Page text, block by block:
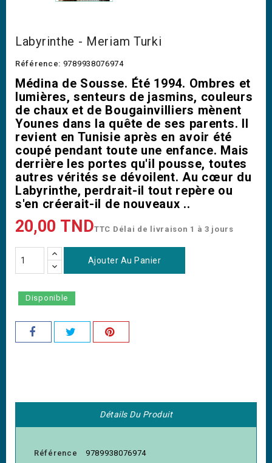
Labyrinthe - Meriam Turki
Référence: 9789938076974
Médina de Sousse. Été 1994. Ombres et
lumières, senteurs de jasmins, couleurs
de chaux et de Bougainvilliers mènent
Younes dans la quête de ses parents. Il
revient en Tunisie après en avoir été
coupé pendant toute une enfance. Mais
derrière les portes qu'il pousse, toutes
autres vérités se dévoilent. Au cœur du
Labyrinthe, perdrait-il tout repère ou
s'en créerait-il de nouveaux ..
20,00 TNDTTC Délai de livraison 1 à 3 jours
Ajouter Au Panier
Disponible
Détails Du Produit
Référence 9789938076974